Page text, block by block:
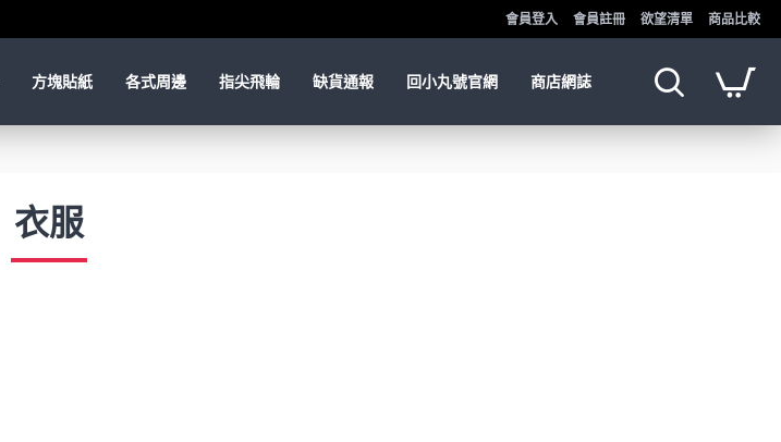
會員登入 會員註冊 欲望清單 商品比較
方塊貼紙 各式周邊 指尖飛輪 缺貨通報 回小丸號官網 商店網誌
衣服